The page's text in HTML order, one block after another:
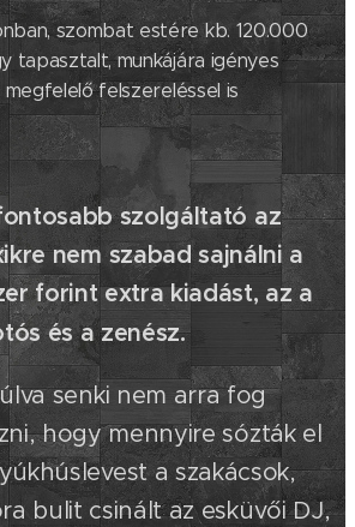
szombat estére kb. 120.000
tapasztalt, munkájára igényes
megfelelő felszereléssel is
szolgáltató az
nem szabad sajnálni a
forint extra kiadást, az a
és a zenész.
senki nem arra fog
hogy mennyire sózták el
a szakácsok,
bulit csinált az esküvői DJ,